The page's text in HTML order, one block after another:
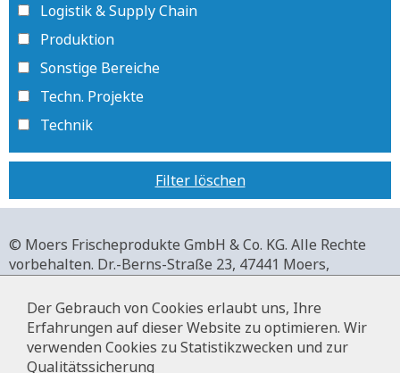
Logistik & Supply Chain
Produktion
Sonstige Bereiche
Techn. Projekte
Technik
Filter löschen
© Moers Frischeprodukte GmbH & Co. KG. Alle Rechte
vorbehalten. Dr.-Berns-Straße 23, 47441 Moers,
+49 2841 911-0,www.moers-frischeprodukte.de
Der Gebrauch von Cookies erlaubt uns, Ihre
Erfahrungen auf dieser Website zu optimieren. Wir
verwenden Cookies zu Statistikzwecken und zur
Qualitätssicherung